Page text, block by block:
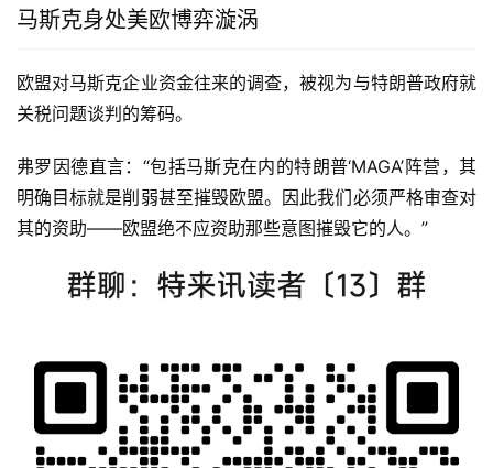
马斯克身处美欧博弈漩涡
欧盟对马斯克企业资金往来的调查，被视为与特朗普政府就
关税问题谈判的筹码。
弗罗因德直言：“包括马斯克在内的特朗普‘MAGA’阵营，其
明确目标就是削弱甚至摧毁欧盟。因此我们必须严格审查对
其的资助——欧盟绝不应资助那些意图摧毁它的人。”